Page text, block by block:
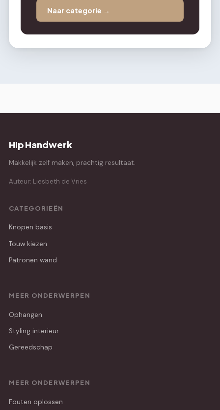
Naar categorie →
Hip Handwerk
Makkelijk zelf maken, prachtig resultaat.
Auteur: Liesbeth de Vries
CATEGORIEËN
Knopen basis
Touw kiezen
Patronen wand
MEER ONDERWERPEN
Ophangen
Styling interieur
Gereedschap
MEER ONDERWERPEN
Fouten oplossen